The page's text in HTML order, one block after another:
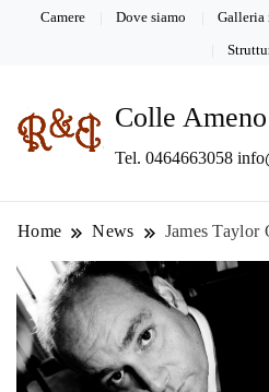
Camere Dove siamo Galleria
Colle Ameno
Tel. 0464663058
Home News James Taylor